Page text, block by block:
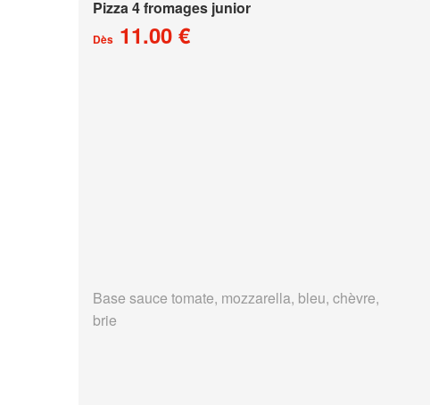
Pizza 4 fromages junior
Dès 11.00 €
Base sauce tomate, mozzarella, bleu, chèvre,
brie